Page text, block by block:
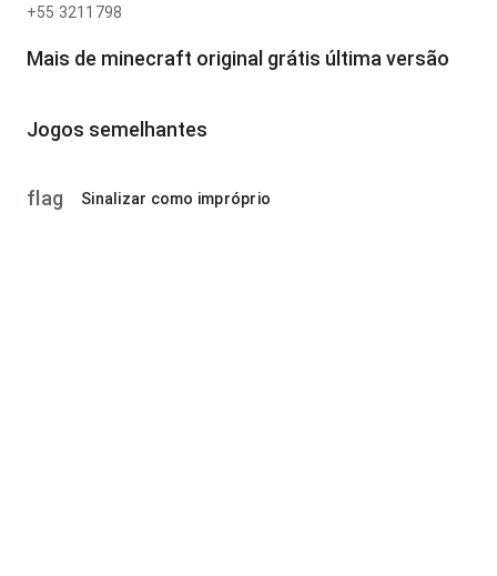
+55 3211798
Mais de minecraft original grátis última versão
Jogos semelhantes
flag Sinalizar como impróprio